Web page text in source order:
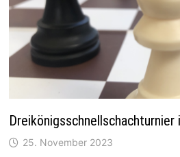
Dreikönigsschnellschachturnier
25. November 2023